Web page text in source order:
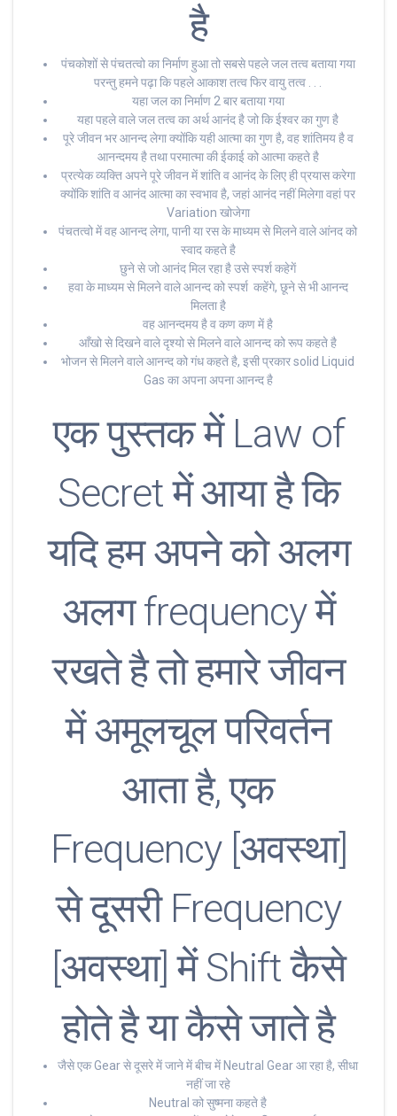
है
पंचकोशों से पंचतत्वो का निर्माण हुआ तो सबसे पहले जल तत्व बताया गया
परन्तु हमने पढ़ा कि पहले आकाश तत्व फिर वायु तत्व . . .
यहा जल का निर्माण 2 बार बताया गया
यहा पहले वाले जल तत्व का अर्थ आनंद है जो कि ईश्वर का गुण है
पूरे जीवन भर आनन्द लेगा क्योंकि यही आत्मा का गुण है, वह शांतिमय है व
आनन्दमय है तथा परमात्मा की ईकाई को आत्मा कहते है
प्रत्येक व्यक्ति अपने पूरे जीवन में शांति व आनंद के लिए ही प्रयास करेगा
क्योंकि शांति व आनंद आत्मा का स्वभाव है, जहां आनंद नहीं मिलेगा वहां पर
Variation खोजेगा
पंचतत्वो में वह आनन्द लेगा, पानी या रस के माध्यम से मिलने वाले आंनद को
स्वाद कहते है
छुने से जो आनंद मिल रहा है उसे स्पर्श कहेगें
हवा के माध्यम से मिलने वाले आनन्द को स्पर्श कहेंगे, छूने से भी आनन्द
मिलता है
वह आनन्दमय है व कण कण में है
आँखो से दिखने वाले दृश्यो से मिलने वाले आनन्द को रूप कहते है
भोजन से मिलने वाले आनन्द को गंध कहते है, इसी प्रकार solid Liquid
Gas का अपना अपना आनन्द है
एक पुस्तक में Law of
Secret में आया है कि
यदि हम अपने को अलग
अलग frequency में
रखते है तो हमारे जीवन
में अमूलचूल परिवर्तन
आता है, एक
Frequency [अवस्था]
से दूसरी Frequency
[अवस्था] में Shift कैसे
होते है या कैसे जाते है
जैसे एक Gear से दूसरे में जाने में बीच में Neutral Gear आ रहा है, सीधा
नहीं जा रहे
Neutral को सुष्मना कहते है